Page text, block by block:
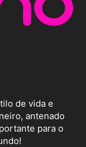
de vida e
antenado
para o